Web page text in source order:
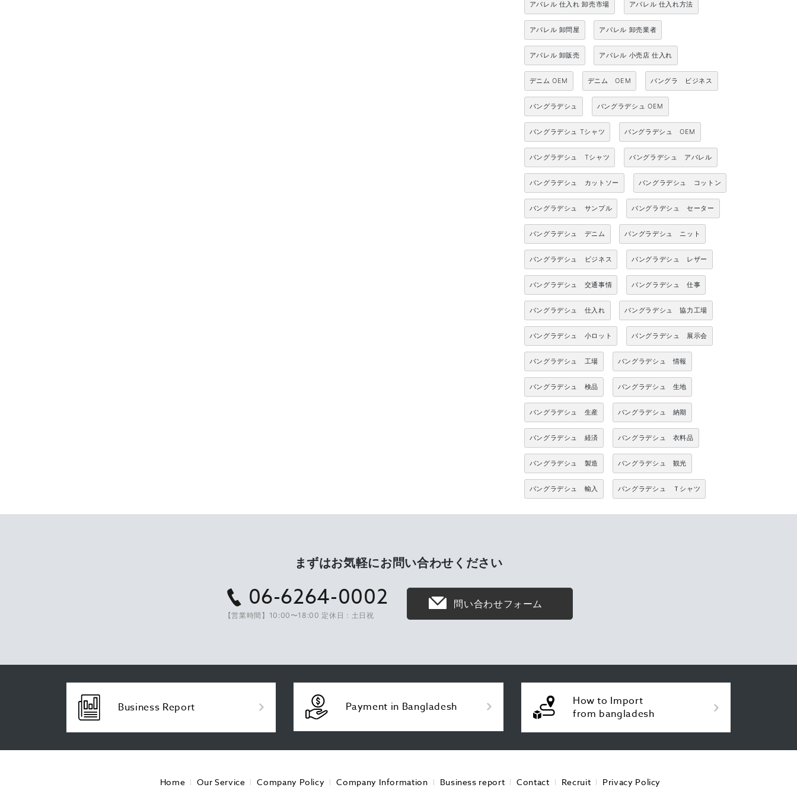
アパレル 仕入れ 卸売市場 アパレル 仕入れ方法
アパレル 卸問屋 アパレル 卸売業者
アパレル 卸販売 アパレル 小売店 仕入れ
デニム OEM デニム OEM バングラ ビジネス
バングラデシュ バングラデシュ OEM
バングラデシュ Tシャツ バングラデシュ OEM
バングラデシュ Tシャツ バングラデシュ アパレル
バングラデシュ カットソー バングラデシュ コットン
バングラデシュ サンプル バングラデシュ セーター
バングラデシュ デニム バングラデシュ ニット
バングラデシュ ビジネス バングラデシュ レザー
バングラデシュ 交通事情 バングラデシュ 仕事
バングラデシュ 仕入れ バングラデシュ 協力工場
バングラデシュ 小ロット バングラデシュ 展示会
バングラデシュ 工場 バングラデシュ 情報
バングラデシュ 検品 バングラデシュ 生地
バングラデシュ 生産 バングラデシュ 納期
バングラデシュ 経済 バングラデシュ 衣料品
バングラデシュ 製造 バングラデシュ 観光
バングラデシュ 輸入 バングラデシュ Ｔシャツ
まずはお気軽にお問い合わせください
06-6264-0002
【営業時間】10:00〜18:00 定休日：土日祝
問い合わせフォーム
Business Report Payment in Bangladesh
How to Import
from bangladesh
Home Our Service Company Policy Company Information Business report Contact Recruit Privacy Policy